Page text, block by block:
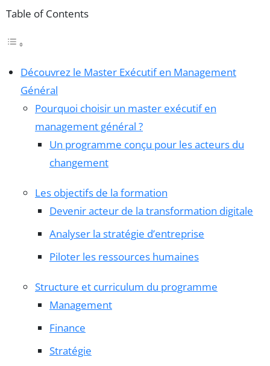
Table of Contents
Découvrez le Master Exécutif en Management
Général
Pourquoi choisir un master exécutif en
management général ?
Un programme conçu pour les acteurs du
changement
Les objectifs de la formation
Devenir acteur de la transformation digitale
Analyser la stratégie d’entreprise
Piloter les ressources humaines
Structure et curriculum du programme
Management
Finance
Stratégie